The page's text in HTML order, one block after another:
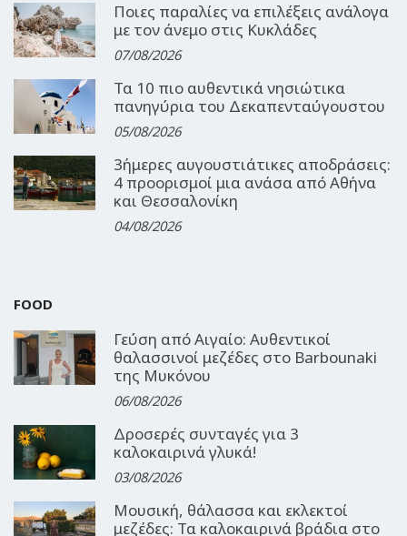
Ποιες παραλίες να επιλέξεις ανάλογα
με τον άνεμο στις Κυκλάδες
07/08/2026
Τα 10 πιο αυθεντικά νησιώτικα
πανηγύρια του Δεκαπενταύγουστου
05/08/2026
3ήμερες αυγουστιάτικες αποδράσεις:
4 προορισμοί μια ανάσα από Αθήνα
και Θεσσαλονίκη
04/08/2026
FOOD
Γεύση από Αιγαίο: Αυθεντικοί
θαλασσινοί μεζέδες στο Barbounaki
της Μυκόνου
06/08/2026
Δροσερές συνταγές για 3
καλοκαιρινά γλυκά!
03/08/2026
Μουσική, θάλασσα και εκλεκτοί
μεζέδες: Τα καλοκαιρινά βράδια στο